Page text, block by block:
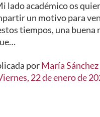
lado académico os
un motivo para
tiempos, una buena
porMaría Sánchez
22 de enero de